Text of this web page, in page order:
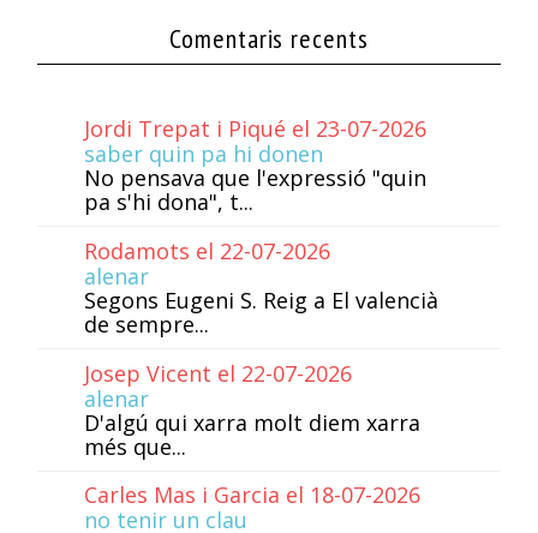
Comentaris recents
Jordi Trepat i Piqué el 23-07-2026
saber quin pa hi donen
No pensava que l'expressió "quin
pa s'hi dona", t...
Rodamots el 22-07-2026
alenar
Segons Eugeni S. Reig a El valencià
de sempre...
Josep Vicent el 22-07-2026
alenar
D'algú qui xarra molt diem xarra
més que...
Carles Mas i Garcia el 18-07-2026
no tenir un clau